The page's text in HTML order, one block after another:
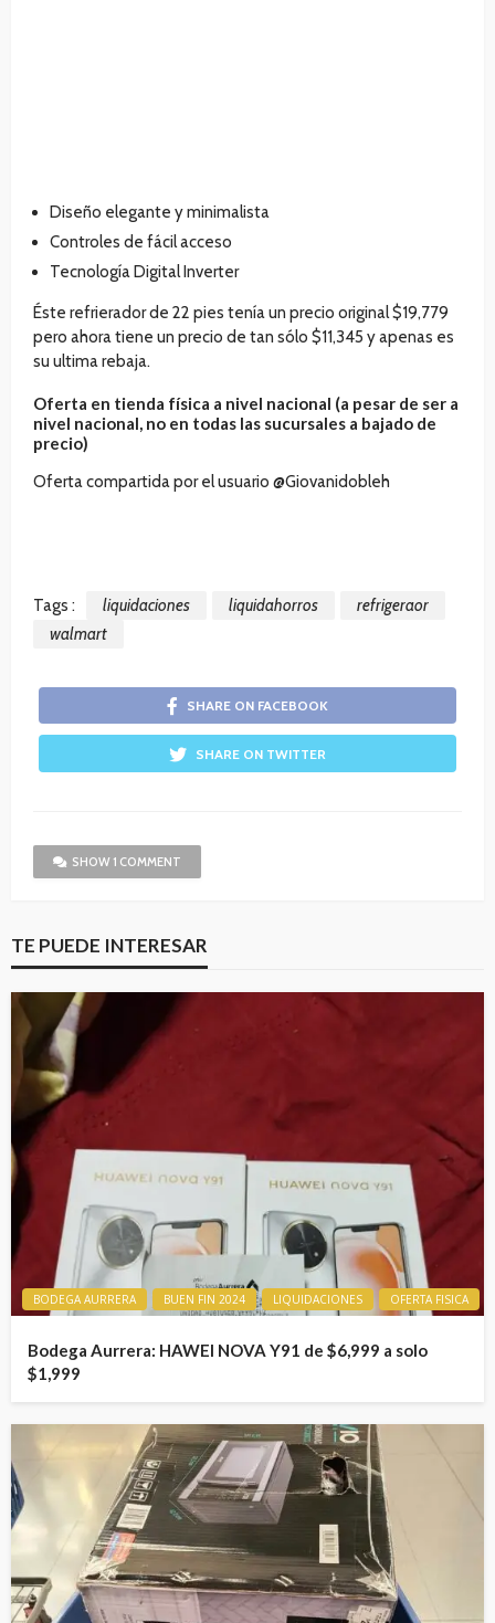
Diseño elegante y minimalista
Controles de fácil acceso
Tecnología Digital Inverter
Éste refrierador de 22 pies tenía un precio original $19,779
pero ahora tiene un precio de tan sólo $11,345 y apenas es
su ultima rebaja.
Oferta en tienda física a nivel nacional (a pesar de ser a
nivel nacional, no en todas las sucursales a bajado de
precio)
Oferta compartida por el usuario @Giovanidobleh
Tags : liquidaciones liquidahorros
refrigeraor
walmart
SHARE ON FACEBOOK
SHARE ON TWITTER
SHOW 1 COMMENT
TE PUEDE INTERESAR
BODEGA AURRERA BUEN FIN 2024 LIQUIDACIONES OFERTA FISICA
Bodega Aurrera: HAWEI NOVA Y91 de $6,999 a solo
$1,999